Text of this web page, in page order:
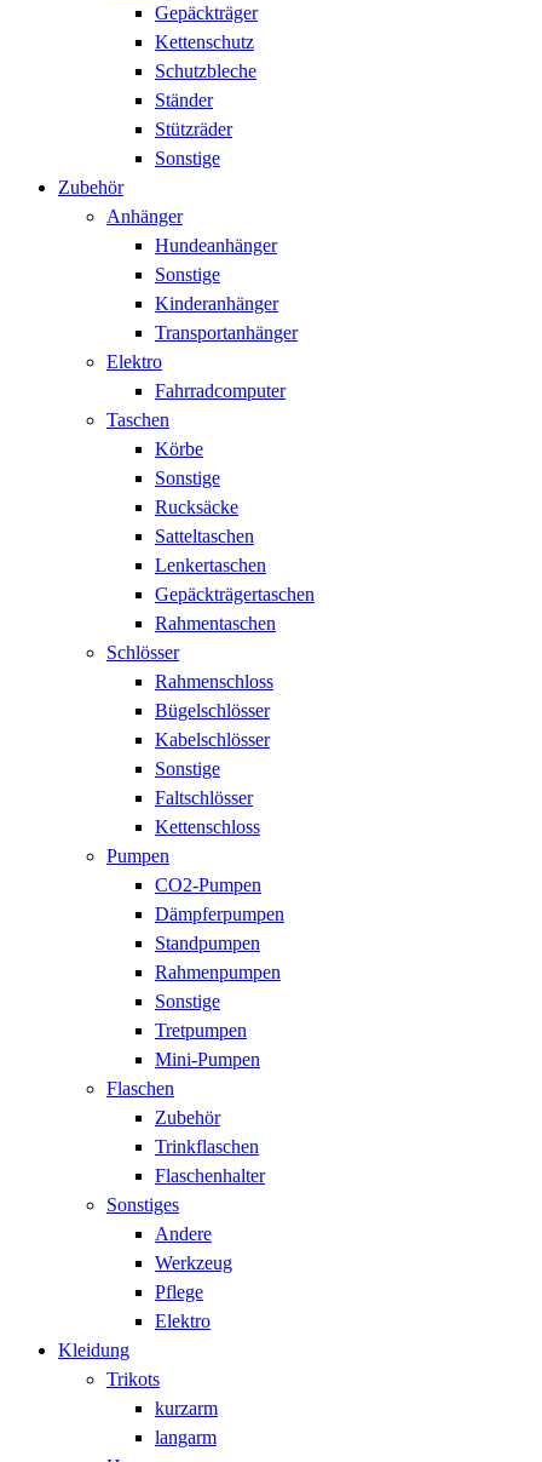
Gepäckträger
Kettenschutz
Schutzbleche
Ständer
Stützräder
Sonstige
Zubehör
Anhänger
Hundeanhänger
Sonstige
Kinderanhänger
Transportanhänger
Elektro
Fahrradcomputer
Taschen
Körbe
Sonstige
Rucksäcke
Satteltaschen
Lenkertaschen
Gepäckträgertaschen
Rahmentaschen
Schlösser
Rahmenschloss
Bügelschlösser
Kabelschlösser
Sonstige
Faltschlösser
Kettenschloss
Pumpen
CO2-Pumpen
Dämpferpumpen
Standpumpen
Rahmenpumpen
Sonstige
Tretpumpen
Mini-Pumpen
Flaschen
Zubehör
Trinkflaschen
Flaschenhalter
Sonstiges
Andere
Werkzeug
Pflege
Elektro
Kleidung
Trikots
kurzarm
langarm